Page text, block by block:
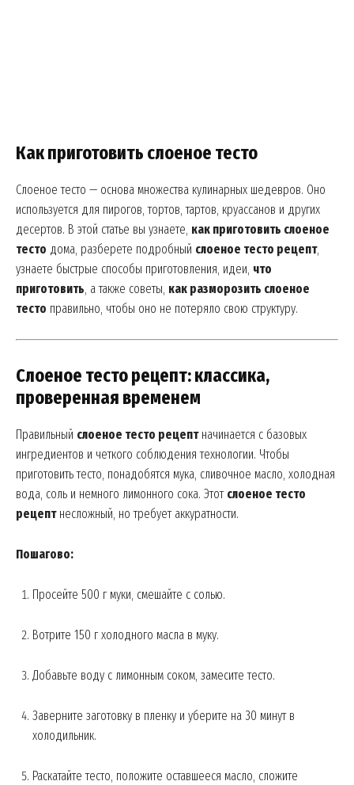
Как приготовить слоеное тесто
Слоеное тесто — основа множества кулинарных шедевров. Оно
используется для пирогов, тортов, тартов, круассанов и других
десертов. В этой статье вы узнаете, как приготовить слоеное
тесто дома, разберете подробный слоеное тесто рецепт,
узнаете быстрые способы приготовления, идеи, что
приготовить, а также советы, как разморозить слоеное
тесто правильно, чтобы оно не потеряло свою структуру.
Слоеное тесто рецепт: классика,
проверенная временем
Правильный слоеное тесто рецептначинается с базовых
ингредиентов и четкого соблюдения технологии. Чтобы
приготовить тесто, понадобятся мука, сливочное масло, холодная
вода, соль и немного лимонного сока. Этот слоеное тесто
рецептнесложный, но требует аккуратности.
Пошагово:
Просейте 500 г муки, смешайте с солью.
Вотрите 150 г холодного масла в муку.
Добавьте воду с лимонным соком, замесите тесто.
Заверните заготовку в пленку и уберите на 30 минут в
холодильник.
Раскатайте тесто, положите оставшееся масло, сложите